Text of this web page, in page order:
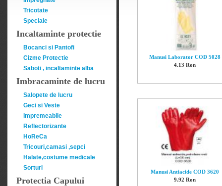
Tricotate
Speciale
Incaltaminte protectie
Bocanci si Pantofi
Cizme Protectie
Saboti , incaltaminte alba
Imbracaminte de lucru
Salopete de lucru
Geci si Veste
Impremeabile
Reflectorizante
HoReCa
Tricouri,camasi ,sepci
Halate,costume medicale
Sorturi
Protectia Capului
Manusi Laborator COD 5028
4.13 Ron
Manusi Antiacide COD 3620
9.92 Ron